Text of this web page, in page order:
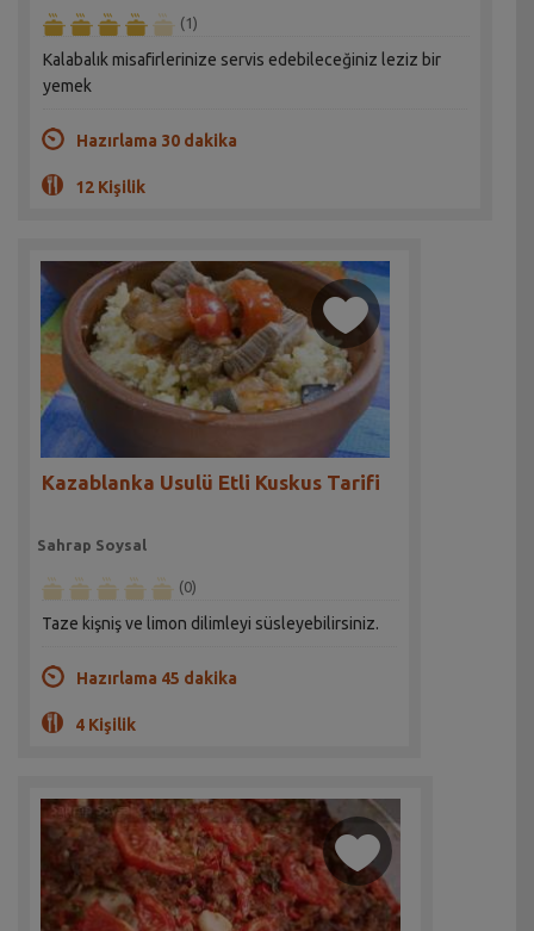
(1)
Kalabalık misafirlerinize servis edebileceğiniz leziz bir
yemek
Hazırlama 30 dakika
12 Kişilik
Kazablanka Usulü Etli Kuskus Tarifi
Sahrap Soysal
(0)
Taze kişniş ve limon dilimleyi süsleyebilirsiniz.
Hazırlama 45 dakika
4 Kişilik